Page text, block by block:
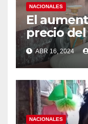
NACIONALES
El
precio
efectos a
ABR 16, 2024
NACIONALES